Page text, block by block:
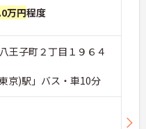
万円程度
王子町２丁目１９６４
京)駅」バス・車10分